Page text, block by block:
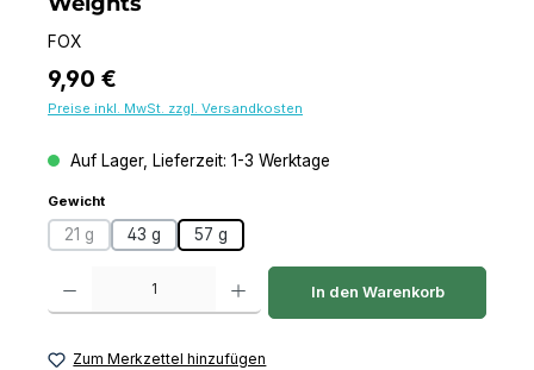
FOX
Regulärer Preis:
9,90 €
Preise inkl. MwSt. zzgl. Versandkosten
Auf Lager, Lieferzeit: 1-3 Werktage
Gewichtauswählen
21 g(Diese Option ist zurzeit nicht verfügbar.)
43 g 57 g
Produkt Anzahl: Gib den gewünschten Wert ein oder benutze die
In den Warenkorb
Zum Merkzettel hinzufügen